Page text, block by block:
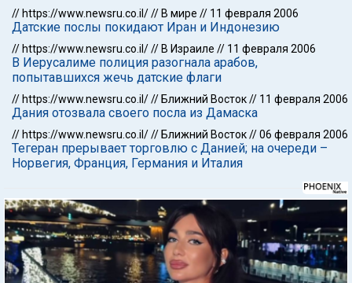
// https://www.newsru.co.il/// В мире // 11 февраля 2006
Датские послы покидают Иран и Индонезию
// https://www.newsru.co.il/// В Израиле // 11 февраля 2006
В Иерусалиме полиция разогнала арабов,
попытавшихся жечь датские флаги
// https://www.newsru.co.il/// Ближний Восток// 11 февраля 2006
Дания отозвала своего посла из Дамаска
// https://www.newsru.co.il/// Ближний Восток//06 февраля 2006
Тегеран прерывает торговлю с Данией; на очереди –
Норвегия, Франция, Германия и Италия